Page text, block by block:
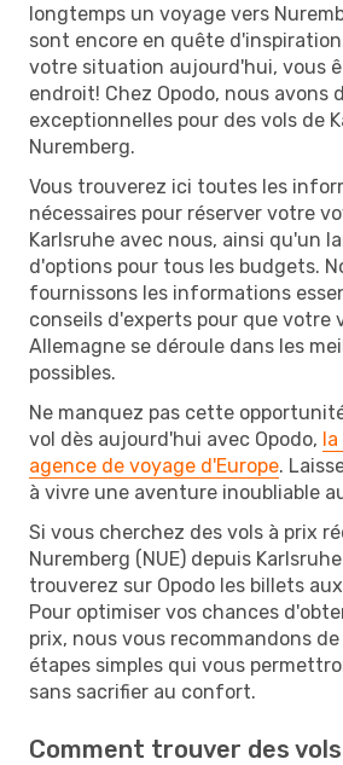
longtemps un voyage vers
sont encore en quête
votre situation aujourd'hui, vous
endroit! Chez Opodo, nous avons
exceptionnelles pour des vols de
Nuremberg.
Vous trouverez ici toutes les
nécessaires pour réserver votre
Karlsruhe avec nous, ainsi qu'un
d'options pour tous les budgets.
fournissons les informations
conseils d'experts pour que votre
Allemagne se déroule dans les
possibles.
Ne manquez pas cette
vol dès aujourd'hui avec Opodo,
agence de voyage d'Europe.
à vivre une aventure inoubliable
Si vous cherchez des vols à prix
Nuremberg (NUE) depuis
trouverez sur Opodo les billets
Pour optimiser vos chances
prix, nous vous recommandons
étapes simples qui vous
sans sacrifier au confort.
Comment trouver des